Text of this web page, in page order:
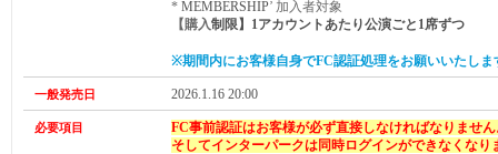
* MEMBERSHIP’ 加入者対象
【購入制限】1アカウントあたり公演ごと 1席ずつ
※期間内にお客様自身でFC認証処理をお願いいたしま
一般発売日 2026.1.16 20:00
必要項目
FC事前認証はお客様が必ず直接しなければなりませ
そしてインターパークは同時ログインができなくなり